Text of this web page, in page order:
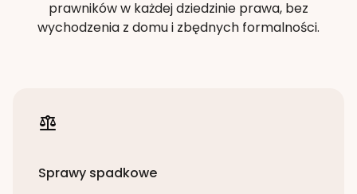
prawników w każdej dziedzinie prawa, bez
wychodzenia z domu i zbędnych formalności.
Sprawy spadkowe